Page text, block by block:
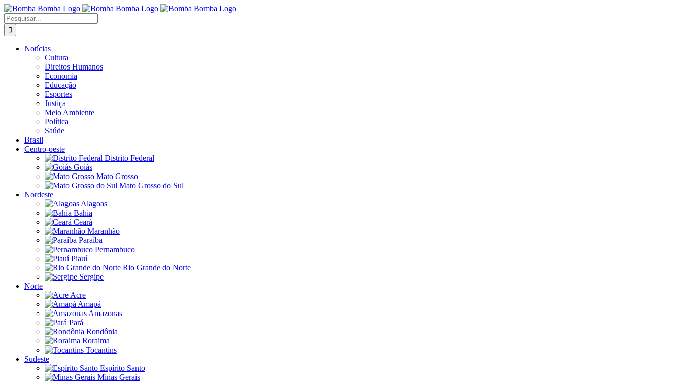
Ir
para
o
conteúdo
Buscar
resultados
para:
Notícias
Cultura
Direitos Humanos
Economia
Educação
Esportes
Justiça
Meio Ambiente
Política
Saúde
Brasil
Centro-oeste
Distrito Federal
Goiás
Mato Grosso
Mato Grosso do Sul
Nordeste
Alagoas
Bahia
Ceará
Maranhão
Paraíba
Pernambuco
Piauí
Rio Grande do Norte
Sergipe
Norte
Acre
Amapá
Amazonas
Pará
Rondônia
Roraima
Tocantins
Sudeste
Espírito Santo
Minas Gerais